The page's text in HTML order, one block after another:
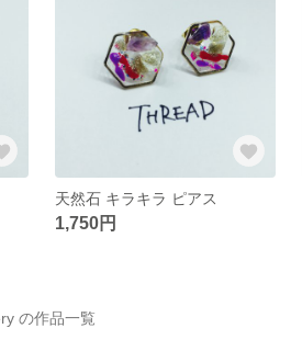
天然石 キラキラ ピアス
1,750円
の作品一覧